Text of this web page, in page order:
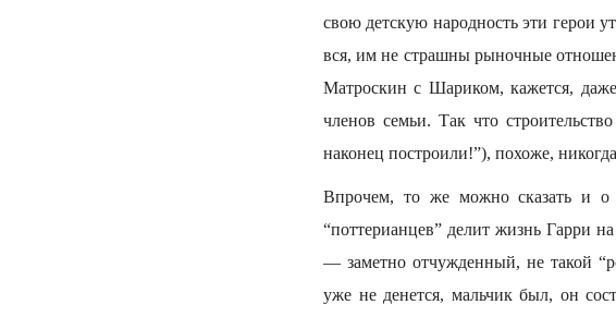
свою детскую народность эти герои
вся, им не страшны рыночные
Матроскин с Шариком, кажется,
членов семьи. Так что
наконец построили!”), похоже,
Впрочем, то же можно сказать и о
“поттерианцев” делит жизнь Гарри
— заметно отчужденный, не такой
уже не денется, мальчик был, он